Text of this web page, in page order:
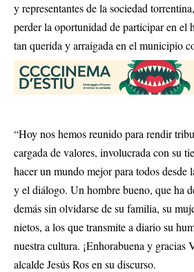
y representantes de la sociedad
perder la oportunidad de participar en el
tan querida y arraigada en el municipio
“Hoy nos hemos reunido para rendir
cargada de valores, involucrada con su
hacer un mundo mejor para todos desde
y el diálogo. Un hombre bueno, que ha
demás sin olvidarse de su familia, su
nietos, a los que transmite a diario su
nuestra cultura. ¡Enhorabuena y gracias
alcalde Jesús Ros en su discurso.